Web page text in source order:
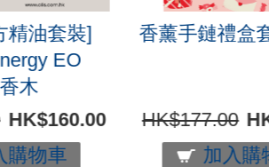
精油套裝]
EO
木
HK$160.00
購物車
香薰手鏈禮盒
HK$177.00
加入購